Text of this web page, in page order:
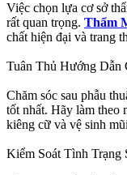
Việc chọn lựa cơ sở
rất quan trọng. Thẩm
chất hiện đại và trang
Tuân Thủ Hướng Dẫn
Chăm sóc sau phẫu
tốt nhất. Hãy làm theo
kiêng cữ và vệ sinh
Kiểm Soát Tình Trạng